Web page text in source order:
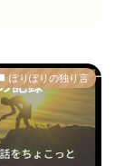
ぽりぽりの独り言